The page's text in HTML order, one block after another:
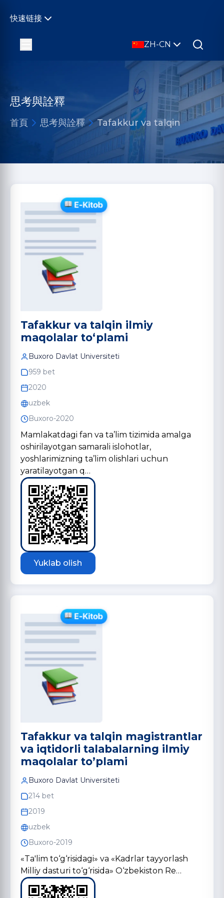
快速链接
ZH-CN
思考與詮釋
首頁 思考與詮釋 Tafakkur va talqin
Tafakkur va talqin ilmiy
maqolalar to‘plami
Buxoro Davlat Universiteti
959 bet
2020
uzbek
Buxoro-2020
Mamlakatdagi fan va ta’lim tizimida amalga
oshirilayotgan samarali islohotlar,
yoshlarimizning ta’lim olishlari uchun
yaratilayotgan q…
Yuklab olish
Tafakkur va talqin magistrantlar
va iqtidorli talabalarning ilmiy
maqolalar to’plami
Buxoro Davlat Universiteti
214 bet
2019
uzbek
Buxoro-2019
«Ta'lim to‘g‘risidagi» va «Kadrlar tayyorlash
Milliy dasturi to‘g‘risida» O‘zbekiston Re…